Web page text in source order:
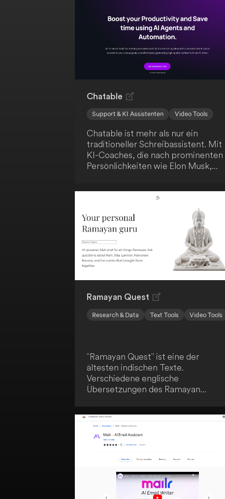
Chatable
Support & KI Assistenten Video Tools
Chatable ist mehr als nur ein
traditioneller Schreibassistent. Mit
KI-Coaches, die nach prominenten
Persönlichkeiten wie Elon Musk,
persönliche Mentoren, die dir
maßgeschneiderte Beratung auf
Basis ihrer Lebenserfahrungen und
Geschichten anbieten. Darüber
hinaus bietet Chatable eine Reihe
von Werkzeugen zur Förderung
deiner Kreativität, darunter über 50
KI-Schreibvorlagen für
einen Dokumentenbereich, um
Ramayan Quest
Research & Data Text Tools Video Tools
"Ramayan Quest" ist eine der
ältesten indischen Texte.
Verschiedene englische
Übersetzungen des Ramayan
innovative und moderne
Interpretation des klassischen